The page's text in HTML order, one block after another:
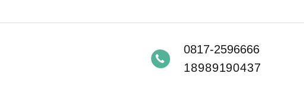
0817-2596666
18989190437